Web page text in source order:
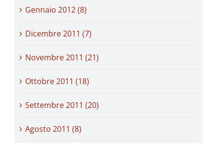
Gennaio 2012 (8)
Dicembre 2011 (7)
Novembre 2011 (21)
Ottobre 2011 (18)
Settembre 2011 (20)
Agosto 2011 (8)